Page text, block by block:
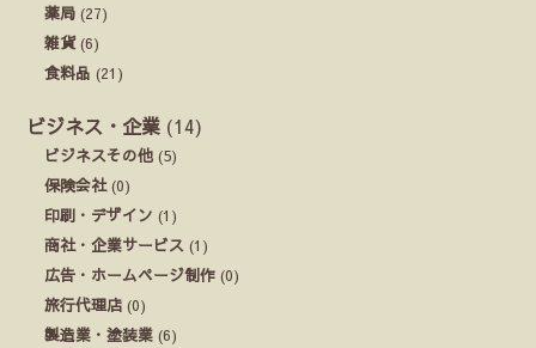
薬局 (27)
雑貨(6)
食料品 (21)
ビジネス・企業 (14)
ビジネスその他 (5)
保険会社(0)
印刷・デザイン (1)
商社・企業サービス (1)
広告・ホームページ制作 (0)
旅行代理店 (0)
製造業・塗装業 (6)